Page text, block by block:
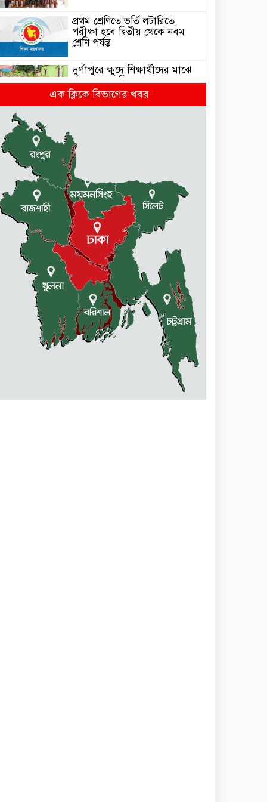
প্রথম শ্রেণিতে ভর্তি লটারিতে,
পরীক্ষা হবে দ্বিতীয় থেকে নবম
শ্রেণি পর্যন্ত
দুর্গাপুরে ক্ষুদে শিক্ষার্থীদের মাঝে
গাছের চারা বিতরণ
এক ক্লিকে বিভাগের খবর